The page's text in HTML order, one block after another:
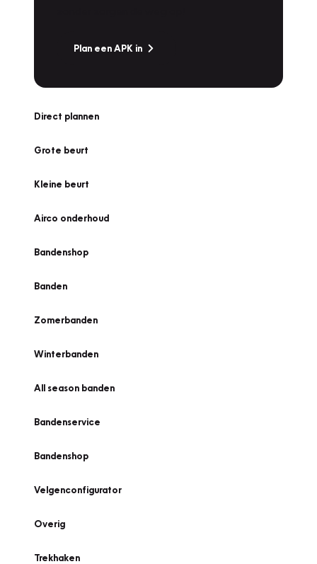
Plan een APK in
Direct plannen
Grote beurt
Kleine beurt
Airco onderhoud
Bandenshop
Banden
Zomerbanden
Winterbanden
All season banden
Bandenservice
Bandenshop
Velgenconfigurator
Overig
Trekhaken